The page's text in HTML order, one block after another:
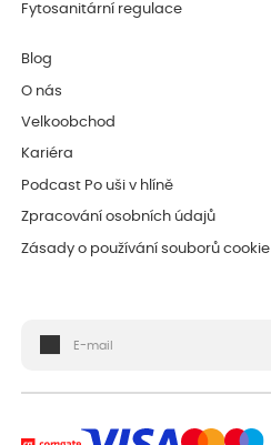
Fytosanitární regulace
Blog
O nás
Velkoobchod
Kariéra
Podcast Po uši v hlíně
Zpracování osobních údajů
Zásady o používání souborů cookie